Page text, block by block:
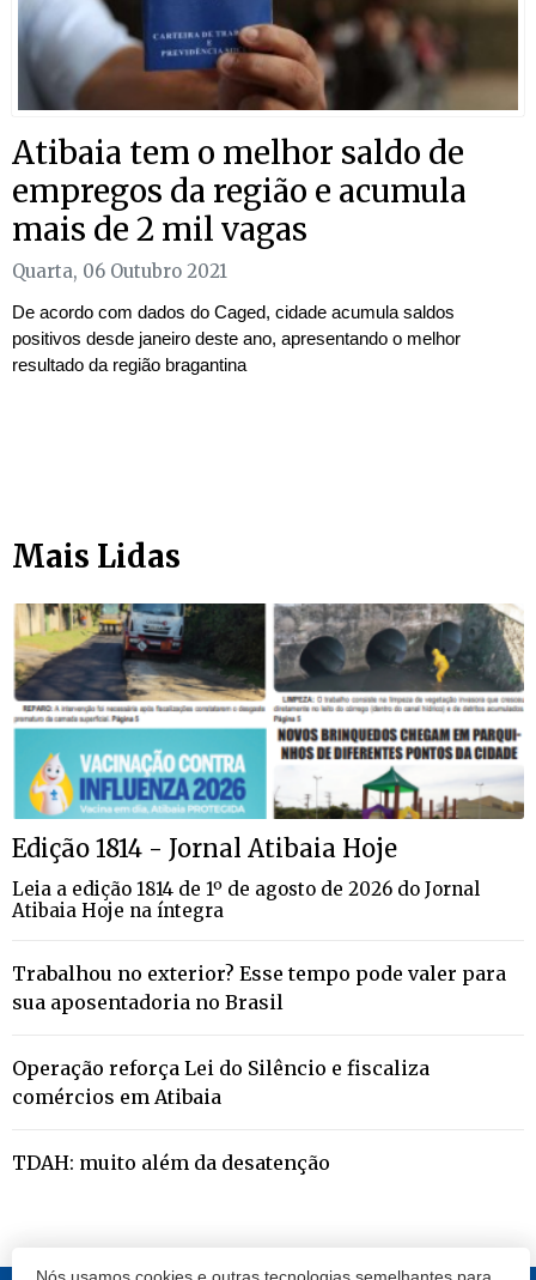
Atibaia tem o melhor saldo de
empregos da região e acumula
mais de 2 mil vagas
Quarta, 06 Outubro 2021
De acordo com dados do Caged, cidade acumula saldos
positivos desde janeiro deste ano, apresentando o melhor
resultado da região bragantina
Mais Lidas
Edição 1814 - Jornal Atibaia Hoje
Leia a edição 1814 de 1º de agosto de 2026 do Jornal
Atibaia Hoje na íntegra
Trabalhou no exterior? Esse tempo pode valer para
sua aposentadoria no Brasil
Operação reforça Lei do Silêncio e fiscaliza
comércios em Atibaia
TDAH: muito além da desatenção